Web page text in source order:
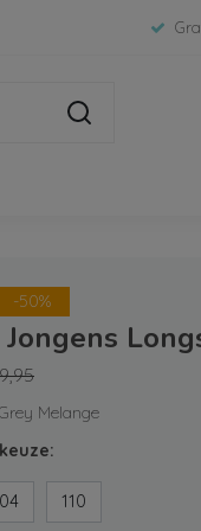
-50%
Melange
110